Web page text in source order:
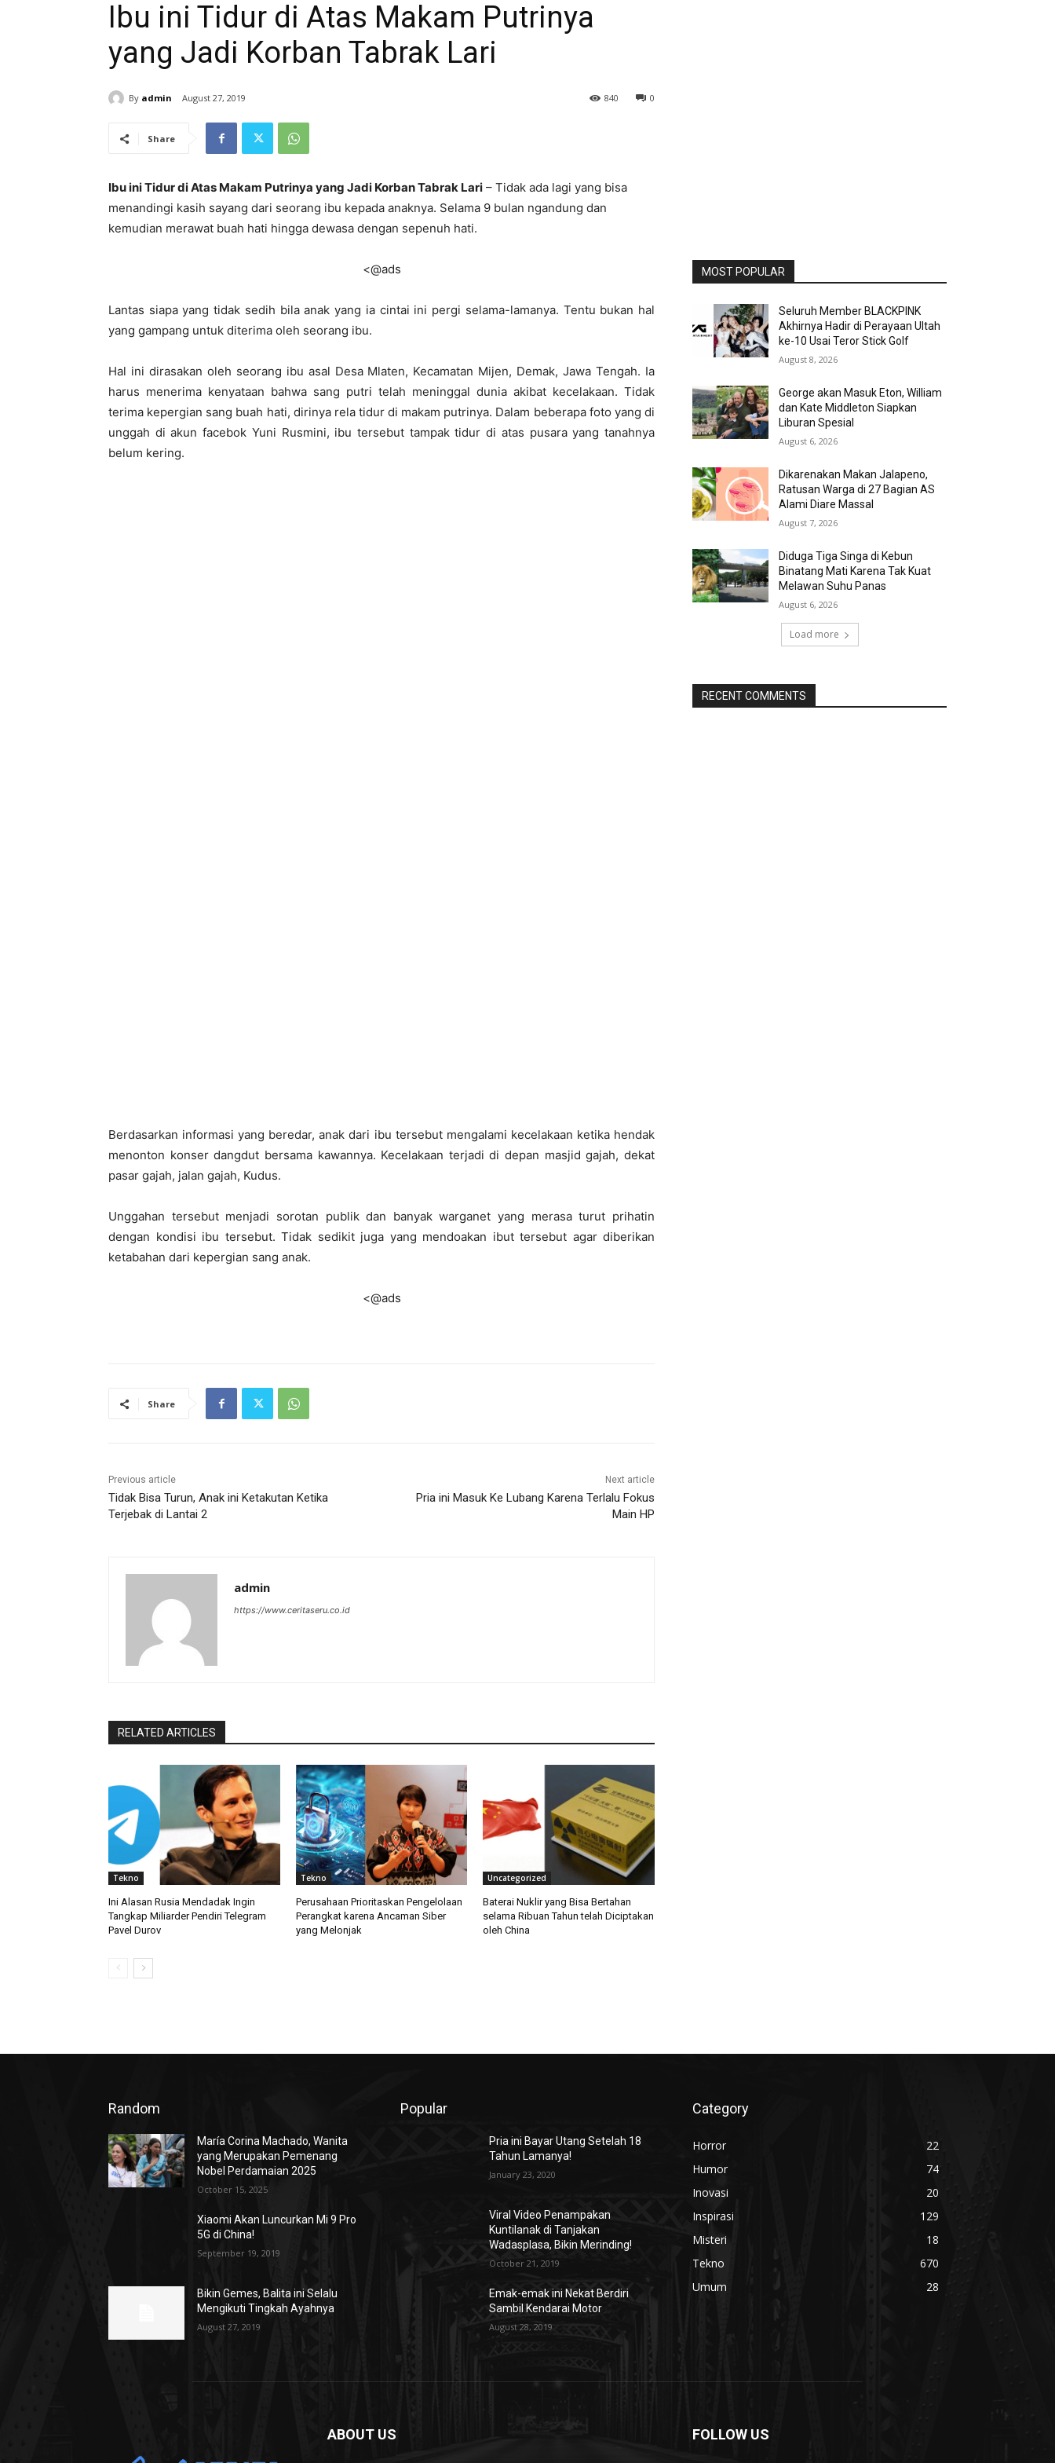
Ibu ini Tidur di Atas Makam Putrinya
yang Jadi Korban Tabrak Lari
By admin August 27, 2019 0
840
Share
Ibu ini Tidur di Atas Makam Putrinya yang Jadi Korban Tabrak Lari – Tidak ada lagi yang bisa
menandingi kasih sayang dari seorang ibu kepada anaknya. Selama 9 bulan ngandung dan
kemudian merawat buah hati hingga dewasa dengan sepenuh hati.
<@ads
Lantas siapa yang tidak sedih bila anak yang ia cintai ini pergi selama-lamanya. Tentu bukan hal
yang gampang untuk diterima oleh seorang ibu.
Hal ini dirasakan oleh seorang ibu asal Desa Mlaten, Kecamatan Mijen, Demak, Jawa Tengah. Ia
harus menerima kenyataan bahwa sang putri telah meninggal dunia akibat kecelakaan. Tidak
terima kepergian sang buah hati, dirinya rela tidur di makam putrinya. Dalam beberapa foto yang di
unggah di akun facebok Yuni Rusmini, ibu tersebut tampak tidur di atas pusara yang tanahnya
belum kering.
Berdasarkan informasi yang beredar, anak dari ibu tersebut mengalami kecelakaan ketika hendak
menonton konser dangdut bersama kawannya. Kecelakaan terjadi di depan masjid gajah, dekat
pasar gajah, jalan gajah, Kudus.
Unggahan tersebut menjadi sorotan publik dan banyak warganet yang merasa turut prihatin
dengan kondisi ibu tersebut. Tidak sedikit juga yang mendoakan ibut tersebut agar diberikan
ketabahan dari kepergian sang anak.
<@ads
Share
Previous article
Tidak Bisa Turun, Anak ini Ketakutan Ketika
Terjebak di Lantai 2
Next article
Pria ini Masuk Ke Lubang Karena Terlalu Fokus
Main HP
admin
https://www.ceritaseru.co.id
RELATED ARTICLES
Tekno
Ini Alasan Rusia Mendadak Ingin
Tangkap Miliarder Pendiri Telegram
Pavel Durov
Tekno
Perusahaan Prioritaskan Pengelolaan
Perangkat karena Ancaman Siber
yang Melonjak
Uncategorized
Baterai Nuklir yang Bisa Bertahan
selama Ribuan Tahun telah Diciptakan
oleh China
MOST POPULAR
Seluruh Member BLACKPINK
Akhirnya Hadir di Perayaan Ultah
ke-10 Usai Teror Stick Golf
August 8, 2026
George akan Masuk Eton, William
dan Kate Middleton Siapkan
Liburan Spesial
August 6, 2026
Dikarenakan Makan Jalapeno,
Ratusan Warga di 27 Bagian AS
Alami Diare Massal
August 7, 2026
Diduga Tiga Singa di Kebun
Binatang Mati Karena Tak Kuat
Melawan Suhu Panas
August 6, 2026
Load more
RECENT COMMENTS
Random
María Corina Machado, Wanita
yang Merupakan Pemenang
Nobel Perdamaian 2025
October 15, 2025
Xiaomi Akan Luncurkan Mi 9 Pro
5G di China!
September 19, 2019
Bikin Gemes, Balita ini Selalu
Mengikuti Tingkah Ayahnya
August 27, 2019
Popular
Pria ini Bayar Utang Setelah 18
Tahun Lamanya!
January 23, 2020
Viral Video Penampakan
Kuntilanak di Tanjakan
Wadasplasa, Bikin Merinding!
October 21, 2019
Emak-emak ini Nekat Berdiri
Sambil Kendarai Motor
August 28, 2019
Category
Horror
22
Humor
74
Inovasi
20
Inspirasi
129
Misteri
18
Tekno
670
Umum
28
ABOUT US FOLLOW US